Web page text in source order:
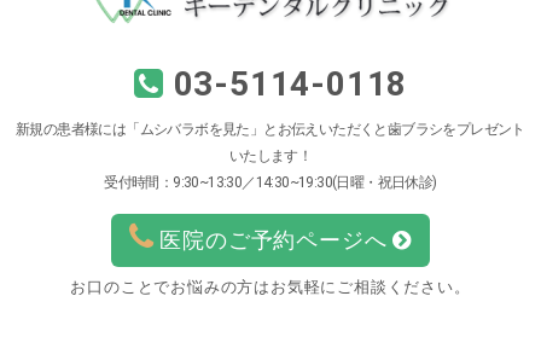
03-5114-0118
新規の患者様には「ムシバラボを見た」とお伝えいただくと歯ブラシをプレゼント
いたします！
受付時間：9:30~13:30／14:30~19:30(日曜・祝日休診)
医院のご予約ページへ
お口のことでお悩みの方はお気軽にご相談ください。